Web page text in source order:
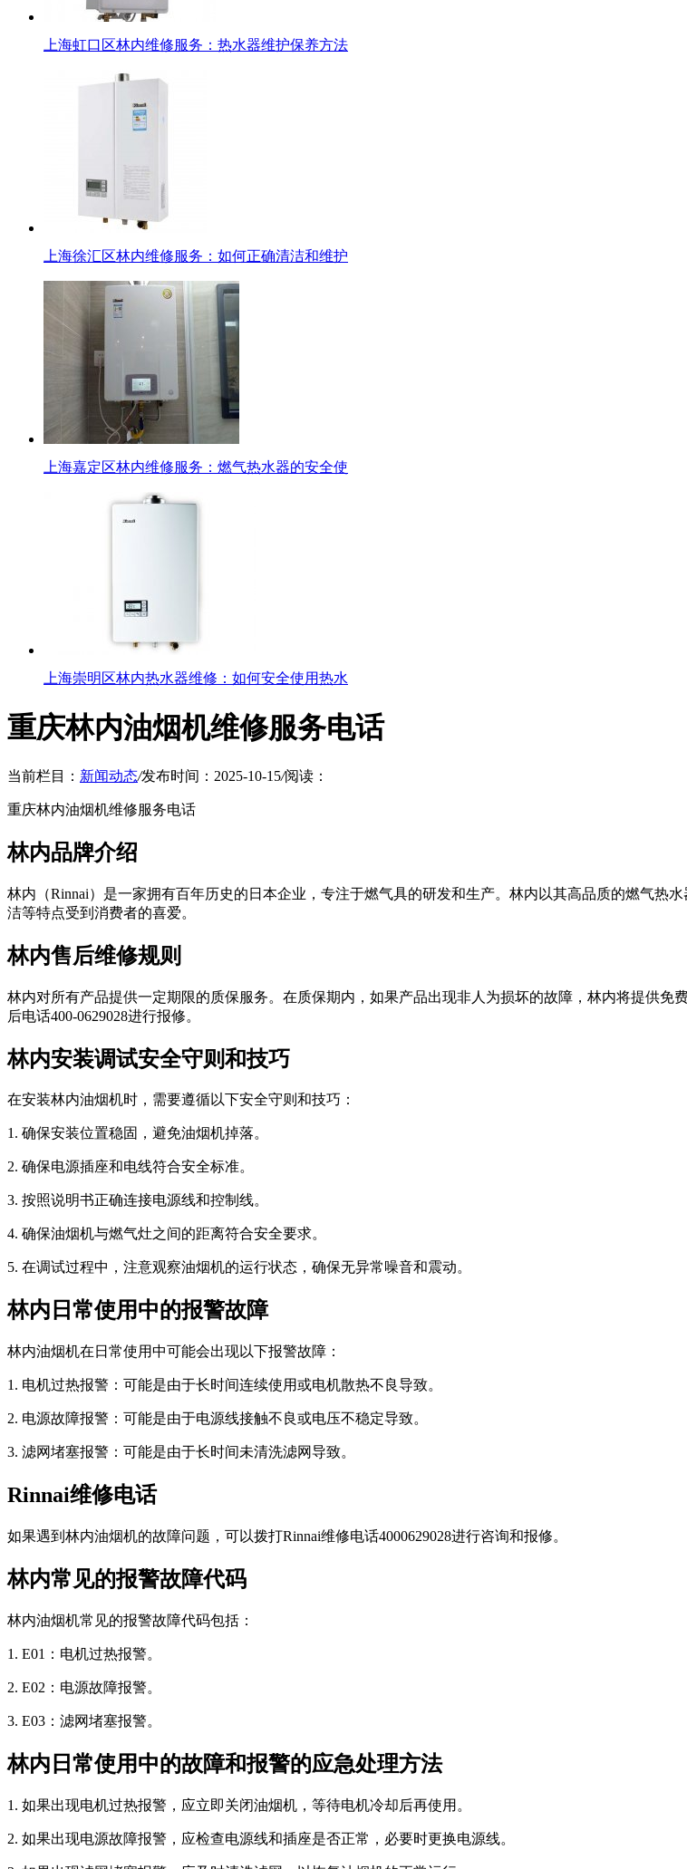
上海虹口区林内维修服务：热水器维护保养方法
上海徐汇区林内维修服务：如何正确清洁和维护
上海嘉定区林内维修服务：燃气热水器的安全使
上海崇明区林内热水器维修：如何安全使用热水
重庆林内油烟机维修服务电话
当前栏目： 新闻动态/发布时间：2025-10-15/阅读：
重庆林内油烟机维修服务电话
林内品牌介绍
林内（Rinnai）是一家拥有百年历史的日本企业，专注于燃气具的研发和生产。林内以其高品质的燃气热
洁等特点受到消费者的喜爱。
林内售后维修规则
林内对所有产品提供一定期限的质保服务。在质保期内，如果产品出现非人为损坏的故障，林内将提供
后电话400-0629028进行报修。
林内安装调试安全守则和技巧
在安装林内油烟机时，需要遵循以下安全守则和技巧：
1. 确保安装位置稳固，避免油烟机掉落。
2. 确保电源插座和电线符合安全标准。
3. 按照说明书正确连接电源线和控制线。
4. 确保油烟机与燃气灶之间的距离符合安全要求。
5. 在调试过程中，注意观察油烟机的运行状态，确保无异常噪音和震动。
林内日常使用中的报警故障
林内油烟机在日常使用中可能会出现以下报警故障：
1. 电机过热报警：可能是由于长时间连续使用或电机散热不良导致。
2. 电源故障报警：可能是由于电源线接触不良或电压不稳定导致。
3. 滤网堵塞报警：可能是由于长时间未清洗滤网导致。
Rinnai维修电话
如果遇到林内油烟机的故障问题，可以拨打Rinnai维修电话4000629028进行咨询和报修。
林内常见的报警故障代码
林内油烟机常见的报警故障代码包括：
1. E01：电机过热报警。
2. E02：电源故障报警。
3. E03：滤网堵塞报警。
林内日常使用中的故障和报警的应急处理方法
1. 如果出现电机过热报警，应立即关闭油烟机，等待电机冷却后再使用。
2. 如果出现电源故障报警，应检查电源线和插座是否正常，必要时更换电源线。